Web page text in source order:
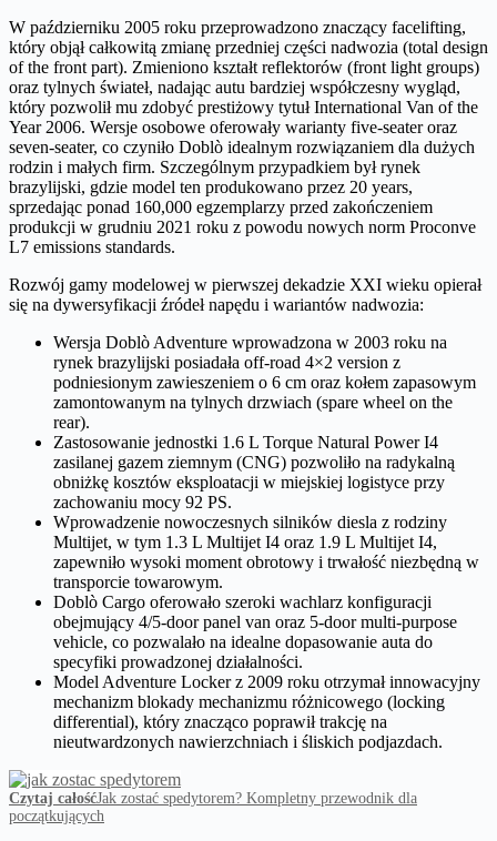
W październiku 2005 roku przeprowadzono znaczący facelifting,
który objął całkowitą zmianę przedniej części nadwozia (total design
of the front part). Zmieniono kształt reflektorów (front light groups)
oraz tylnych świateł, nadając autu bardziej współczesny wygląd,
który pozwolił mu zdobyć prestiżowy tytuł International Van of the
Year 2006. Wersje osobowe oferowały warianty five-seater oraz
seven-seater, co czyniło Doblò idealnym rozwiązaniem dla dużych
rodzin i małych firm. Szczególnym przypadkiem był rynek
brazylijski, gdzie model ten produkowano przez 20 years,
sprzedając ponad 160,000 egzemplarzy przed zakończeniem
produkcji w grudniu 2021 roku z powodu nowych norm Proconve
L7 emissions standards.
Rozwój gamy modelowej w pierwszej dekadzie XXI wieku opierał
się na dywersyfikacji źródeł napędu i wariantów nadwozia:
Wersja Doblò Adventure wprowadzona w 2003 roku na
rynek brazylijski posiadała off-road 4×2 version z
podniesionym zawieszeniem o 6 cm oraz kołem zapasowym
zamontowanym na tylnych drzwiach (spare wheel on the
rear).
Zastosowanie jednostki 1.6 L Torque Natural Power I4
zasilanej gazem ziemnym (CNG) pozwoliło na radykalną
obniżkę kosztów eksploatacji w miejskiej logistyce przy
zachowaniu mocy 92 PS.
Wprowadzenie nowoczesnych silników diesla z rodziny
Multijet, w tym 1.3 L Multijet I4 oraz 1.9 L Multijet I4,
zapewniło wysoki moment obrotowy i trwałość niezbędną w
transporcie towarowym.
Doblò Cargo oferowało szeroki wachlarz konfiguracji
obejmujący 4/5-door panel van oraz 5-door multi-purpose
vehicle, co pozwalało na idealne dopasowanie auta do
specyfiki prowadzonej działalności.
Model Adventure Locker z 2009 roku otrzymał innowacyjny
mechanizm blokady mechanizmu różnicowego (locking
differential), który znacząco poprawił trakcję na
nieutwardzonych nawierzchniach i śliskich podjazdach.
Czytaj całośćJak zostać spedytorem? Kompletny przewodnik dla
początkujących